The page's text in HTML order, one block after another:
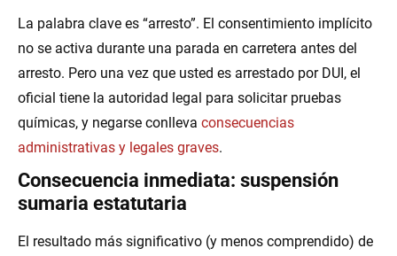
La palabra clave es “arresto”. El consentimiento implícito
no se activa durante una parada en carretera antes del
arresto. Pero una vez que usted es arrestado por DUI, el
oficial tiene la autoridad legal para solicitar pruebas
químicas, y negarse conlleva consecuencias
administrativas y legales graves.
Consecuencia inmediata: suspensión
sumaria estatutaria
El resultado más significativo (y menos comprendido) de